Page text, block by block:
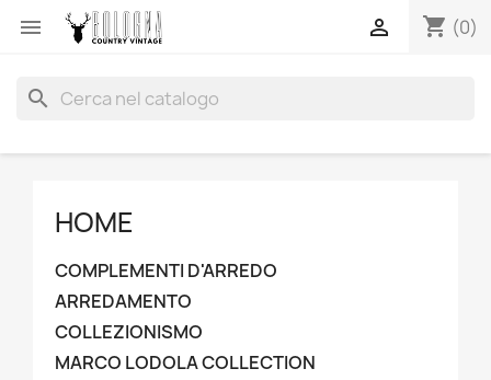
 shopping_cart (0)

search
HOME
COMPLEMENTI D'ARREDO
ARREDAMENTO
COLLEZIONISMO
MARCO LODOLA COLLECTION